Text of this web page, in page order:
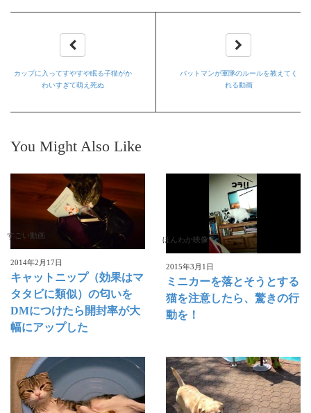
カップに入ってすやすや眠る子猫がか
わいすぎて萌え死ぬ
バットマンが軍隊のルールを教えてく
れる動画
You Might Also Like
すごい動画
2014年2月17日
キャットニップ（効果はマ
タタビに類似）の匂いを
DMにつけたら開封率が大
幅にアップした
ほんわか映像
2015年3月1日
ミニカーを落とそうとする
猫を注意したら、驚きの行
動を！